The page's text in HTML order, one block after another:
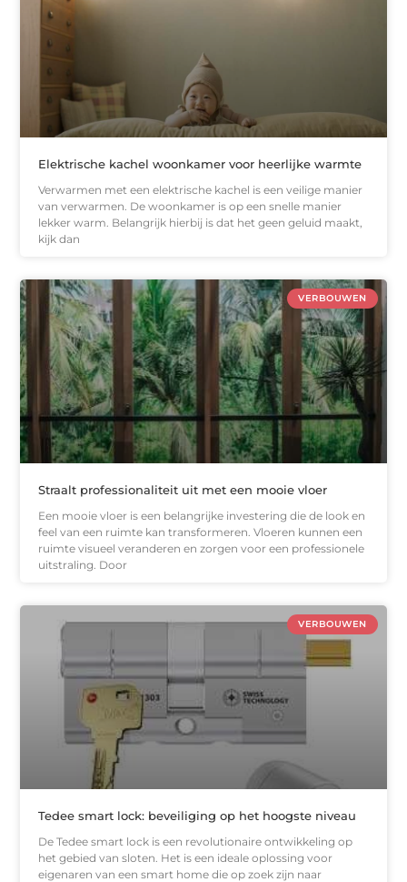
Elektrische kachel woonkamer voor heerlijke warmte
Verwarmen met een elektrische kachel is een veilige manier
van verwarmen. De woonkamer is op een snelle manier
lekker warm. Belangrijk hierbij is dat het geen geluid maakt,
kijk dan
VERBOUWEN
Straalt professionaliteit uit met een mooie vloer
Een mooie vloer is een belangrijke investering die de look en
feel van een ruimte kan transformeren. Vloeren kunnen een
ruimte visueel veranderen en zorgen voor een professionele
uitstraling. Door
VERBOUWEN
Tedee smart lock: beveiliging op het hoogste niveau
De Tedee smart lock is een revolutionaire ontwikkeling op
het gebied van sloten. Het is een ideale oplossing voor
eigenaren van een smart home die op zoek zijn naar